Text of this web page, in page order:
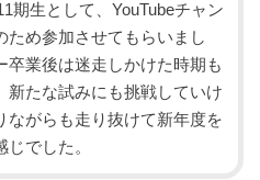
期生として、YouTubeチャン
ため参加させてもらいまし
卒業後は迷走しかけた時期も
新たな試みにも挑戦していけ
ながらも走り抜けて新年度を
でした。